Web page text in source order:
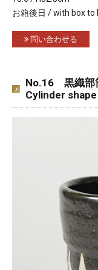
お箱後日 / with box to
問い合わせる
No.16 黒織部
Cylinder shape